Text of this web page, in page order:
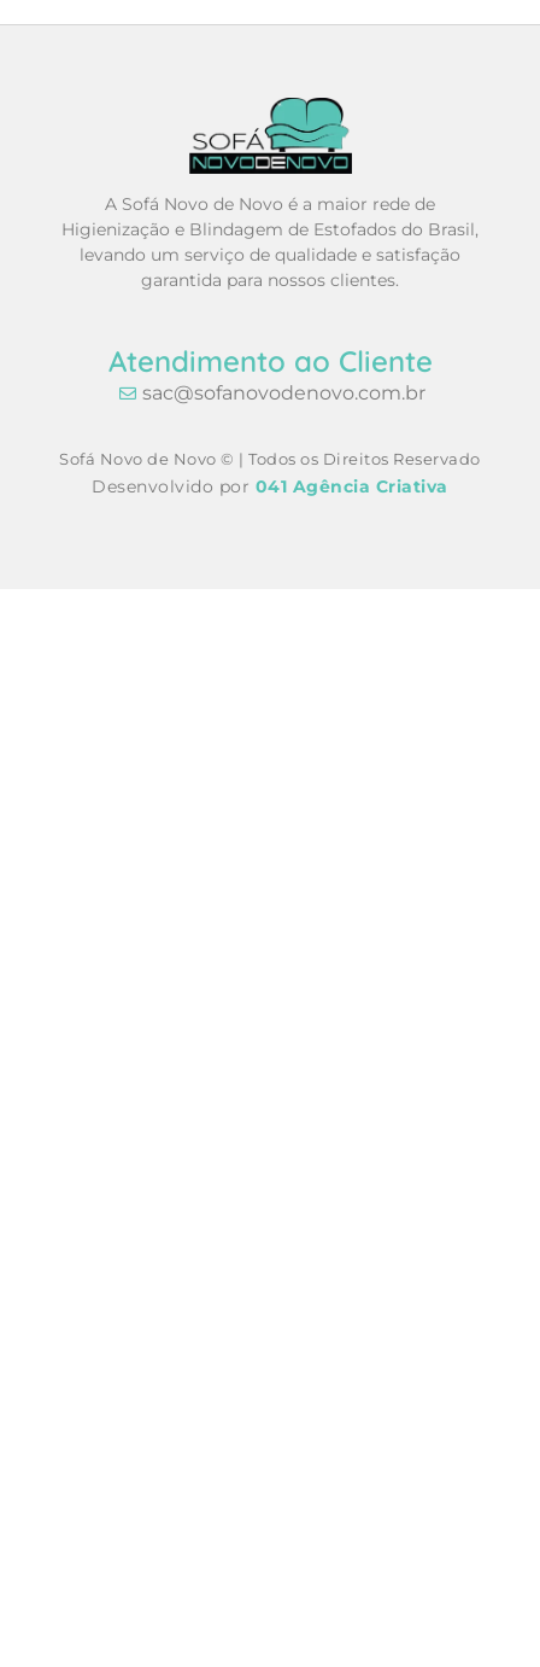
A Sofá Novo de Novo é a maior rede de
Higienização e Blindagem de Estofados do Brasil,
levando um serviço de qualidade e satisfação
garantida para nossos clientes.
Atendimento ao Cliente
sac@sofanovodenovo.com.br
Sofá Novo de Novo © | Todos os Direitos Reservado
Desenvolvido por 041 Agência Criativa